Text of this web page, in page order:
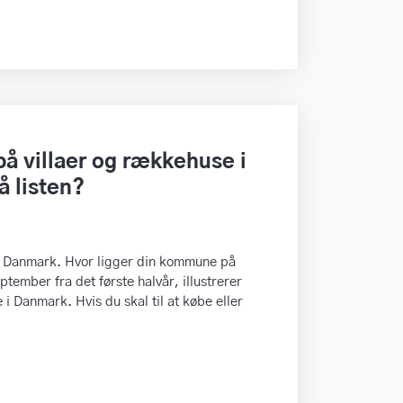
villaer og rækkehuse i
listen?
Hvor ligger din kommune på
fra det første halvår, illustrerer
Danmark. Hvis du skal til at købe eller